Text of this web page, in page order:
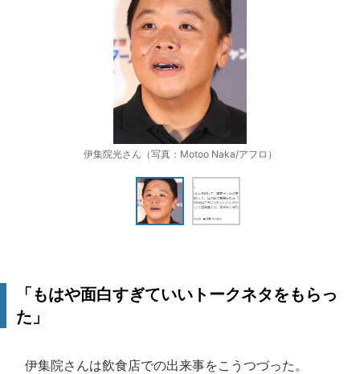
伊集院光さん（写真：Motoo Naka/アフロ）
「もはや面白すぎていいトークネタをもらっ
た」
伊集院さんは飲食店での出来事をこうつづった。